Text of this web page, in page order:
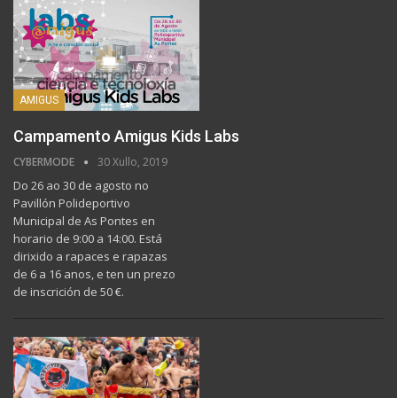
AMIGUS
Campamento Amigus Kids Labs
CYBERMODE 30 Xullo, 2019
Do 26 ao 30 de agosto no
Pavillón Polideportivo
Municipal de As Pontes en
horario de 9:00 a 14:00. Está
dirixido a rapaces e rapazas
de 6 a 16 anos, e ten un prezo
de inscrición de 50 €.